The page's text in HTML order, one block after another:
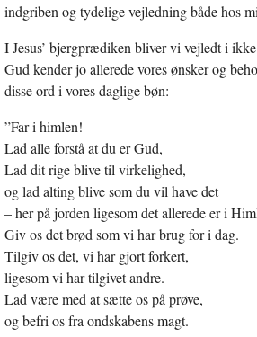
indgriben og tydelige vejledning både hos
I Jesus’ bjergprædiken bliver vi vejledt i
Gud kender jo allerede vores ønsker og
disse ord i vores daglige bøn:
”Far i himlen!
Lad alle forstå at du er Gud,
Lad dit rige blive til virkelighed,
og lad alting blive som du vil have det
– her på jorden ligesom det allerede er i
Giv os det brød som vi har brug for i dag.
Tilgiv os det, vi har gjort forkert,
ligesom vi har tilgivet andre.
Lad være med at sætte os på prøve,
og befri os fra ondskabens magt.